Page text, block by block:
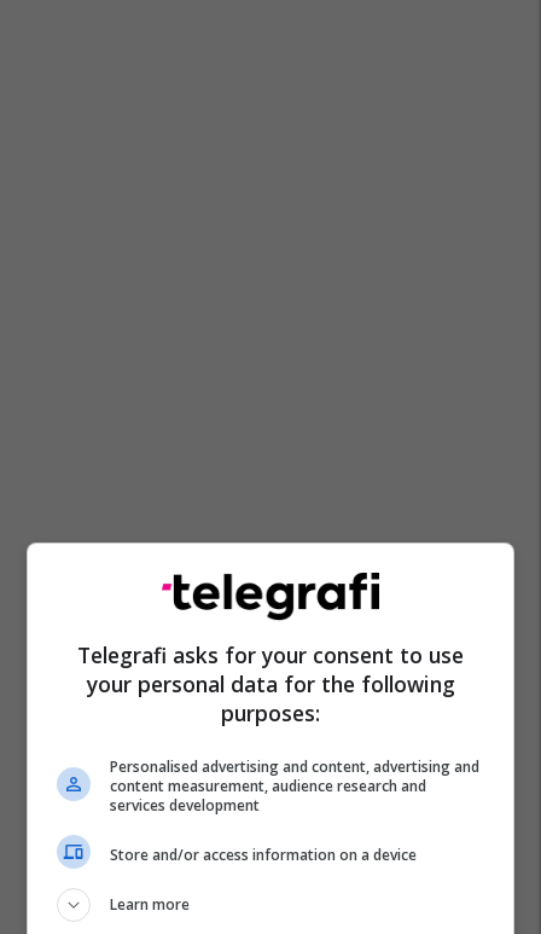
Telegrafi asks for your consent to use
your personal data for the following
purposes:
Personalised advertising and content, advertising and
content measurement, audience research and
services development
Store and/or access information on a device
Learn more